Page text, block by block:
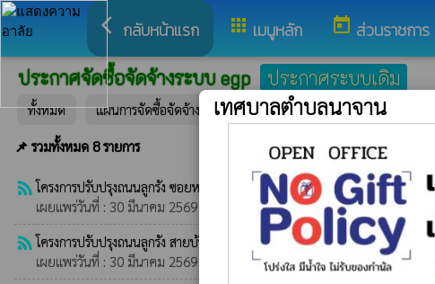
arrow_back_ios กลับหน้าแรก apps เมนูหลัก today ส่วนราชการ
ประกาศจัดซื้อจัดจ้างระบบ egp
ประกาศระบบเดิม
ทั้งหมด แผนการจัดซื้อจัดจ้าง ประกาศราคากลาง ประกาศเชิญชวน
📌 รวมทั้งหมด 8 รายการ
rss_feedโครงการปรับปรุงถนนลูกรัง ซอยหนองโน บ้านสว่างโนนโพธิ์ หมู่ที่ 13 ตำบลนาเยี
เผยแพร่วันที่ : 30 มีนาคม 2569 | โดย : ระบบ rss Egp
rss_feedโครงการปรับปรุงถนนลูกรัง สายบ้านสว่างโนนโพธิ์ หมู่ที่ 13 ตำบลนาเยีย อำเภ
เผยแพร่วันที่ : 30 มีนาคม 2569 | โดย : ระบบ rss Egp
เทศบาลตำบลนาจาน